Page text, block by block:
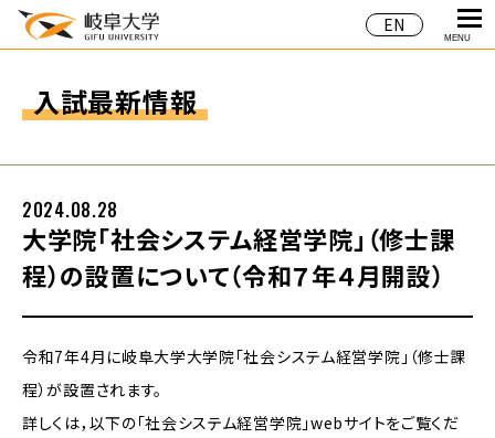
EN
MENU
入試最新情報
大学院「社会システム経営学院」（修士課
程）の設置について（令和７年４月開設）
2024.08.28
令和7年4月に岐阜大学大学院「社会システム経営学院」（修士課
程）が設置されます。
詳しくは，以下の「社会システム経営学院」webサイトをご覧くだ